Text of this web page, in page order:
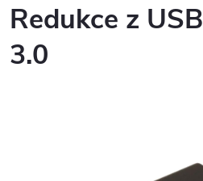
Redukce z
3.0